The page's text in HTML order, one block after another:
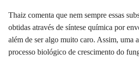
Thaiz comenta que nem sempre essas
obtidas através de síntese química por
além de ser algo muito caro. Assim, uma
processo biológico de crescimento do